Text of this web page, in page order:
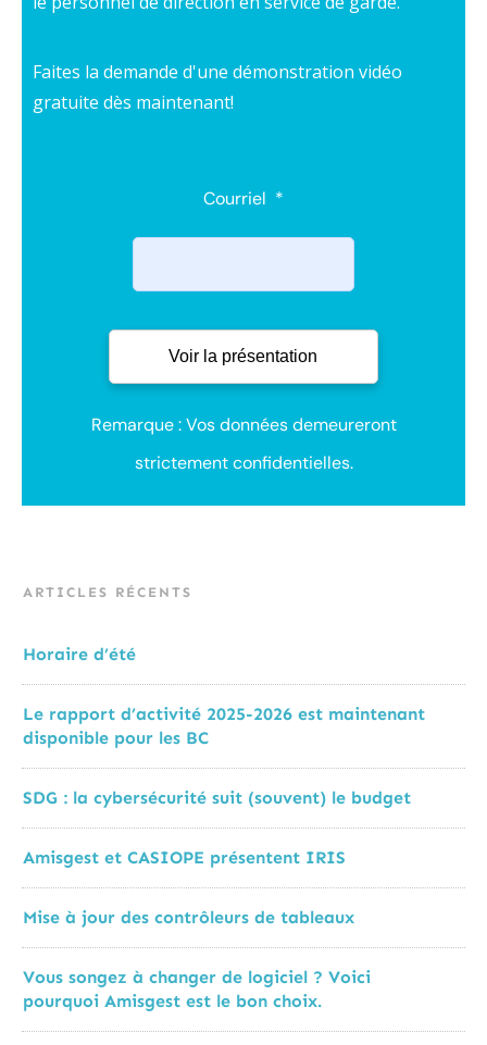
Faites la demande d'une démonstration vidéo
gratuite dès maintenant!
Courriel *
Remarque : Vos données demeureront
strictement confidentielles.
ARTICLES RÉCENTS
Horaire d’été
Le rapport d’activité 2025-2026 est maintenant
disponible pour les BC
SDG : la cybersécurité suit (souvent) le budget
Amisgest et CASIOPE présentent IRIS
Mise à jour des contrôleurs de tableaux
Vous songez à changer de logiciel ? Voici
pourquoi Amisgest est le bon choix.